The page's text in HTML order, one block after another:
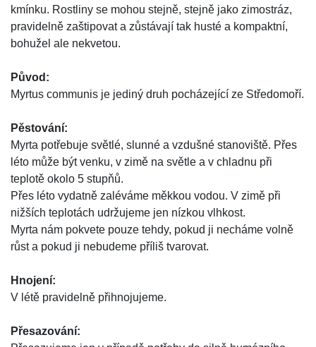
kmínku. Rostliny se mohou stejně, stejně jako zimostráz,
pravidelně zaštipovat a zůstávají tak husté a kompaktní,
bohužel ale nekvetou.
Původ:
Myrtus communis je jediný druh pocházející ze Středomoří.
Pěstování:
Myrta potřebuje světlé, slunné a vzdušné stanoviště. Přes
léto může být venku, v zimě na světle a v chladnu při
teplotě okolo 5 stupňů.
Přes léto vydatně zaléváme měkkou vodou. V zimě při
nižších teplotách udržujeme jen nízkou vlhkost.
Myrta nám pokvete pouze tehdy, pokud ji necháme volně
růst a pokud ji nebudeme příliš tvarovat.
Hnojení:
V létě pravidelně přihnojujeme.
Přesazování: